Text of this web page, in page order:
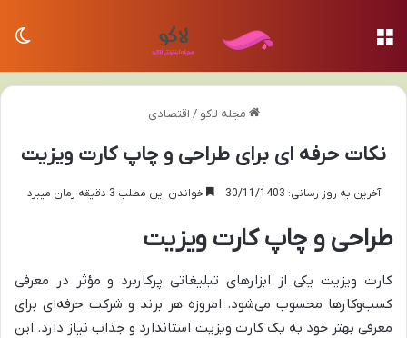
مجله لاکو / اقتصادی
نکات حرفه ای برای طراحی و چاپ کارت ویزیت
آخرین به روز رسانی: 30/11/1403 خواندن این مطلب 3 دقیقه زمان میبرد
طراحی و چاپ کارت ویزیت
کارت ویزیت یکی از ابزارهای تبلیغاتی پرکاربرد و مؤثر در معرفی
کسب‌وکارها محسوب می‌شود. امروزه هر برند و شرکت حرفه‌ای برای
معرفی بهتر خود به یک کارت ویزیت استاندارد و جذاب نیاز دارد. این